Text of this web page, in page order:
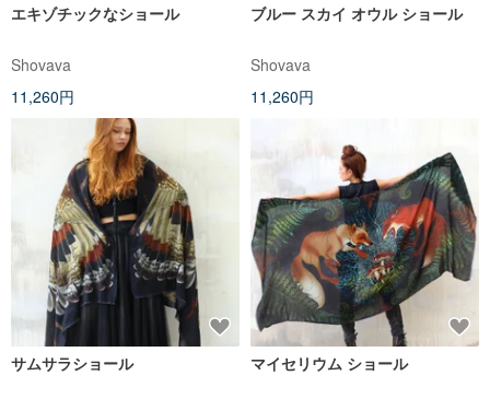
エキゾチックなショール
Shovava
11,260円
ブルー スカイ オウル ショール
Shovava
11,260円
サムサラショール マイセリウム ショール